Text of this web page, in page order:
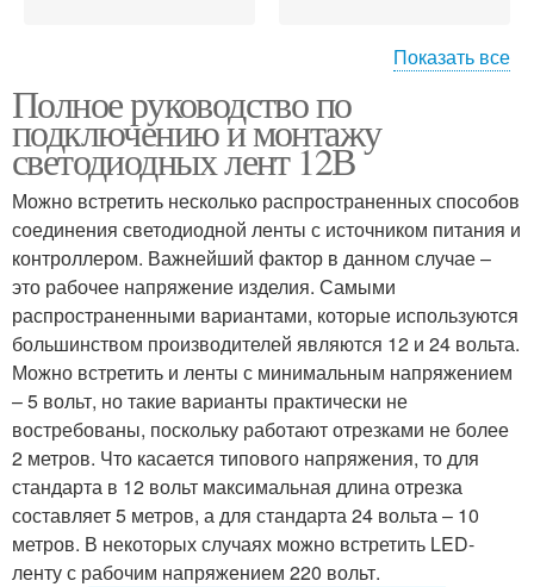
установкой
светодиодным лентам
Показать все
Полное руководство по
подключению и монтажу
светодиодных лент 12В
Можно встретить несколько распространенных способов
соединения светодиодной ленты с источником питания и
контроллером. Важнейший фактор в данном случае –
это рабочее напряжение изделия. Самыми
распространенными вариантами, которые используются
большинством производителей являются 12 и 24 вольта.
Можно встретить и ленты с минимальным напряжением
– 5 вольт, но такие варианты практически не
востребованы, поскольку работают отрезками не более
2 метров. Что касается типового напряжения, то для
стандарта в 12 вольт максимальная длина отрезка
составляет 5 метров, а для стандарта 24 вольта – 10
метров. В некоторых случаях можно встретить LED-
ленту с рабочим напряжением 220 вольт.